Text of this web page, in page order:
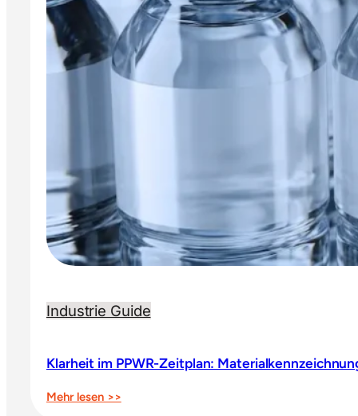
Industrie Guide
Klarheit im PPWR-Zeitplan:
Mehr lesen >>: